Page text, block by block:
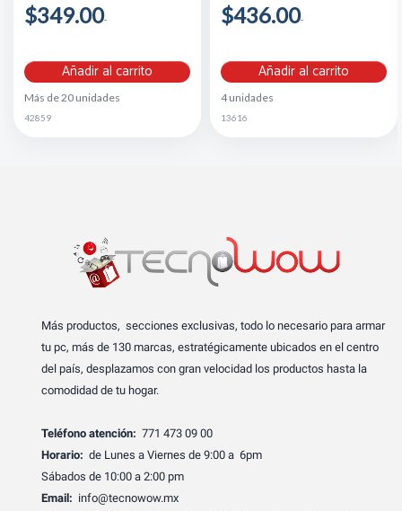
$349.00
Añadir al carrito
Más de 20 unidades
42859
$436.00
Añadir al carrito
4 unidades
13616
Más productos, secciones exclusivas, todo lo necesario para armar
tu pc, más de 130 marcas, estratégicamente ubicados en el centro
del país, desplazamos con gran velocidad los productos hasta la
comodidad de tu hogar.
Teléfono atención: 771 473 09 00
Horario: de Lunes a Viernes de 9:00 a 6pm
Sábados de 10:00 a 2:00 pm
Email: info@tecnowow.mx